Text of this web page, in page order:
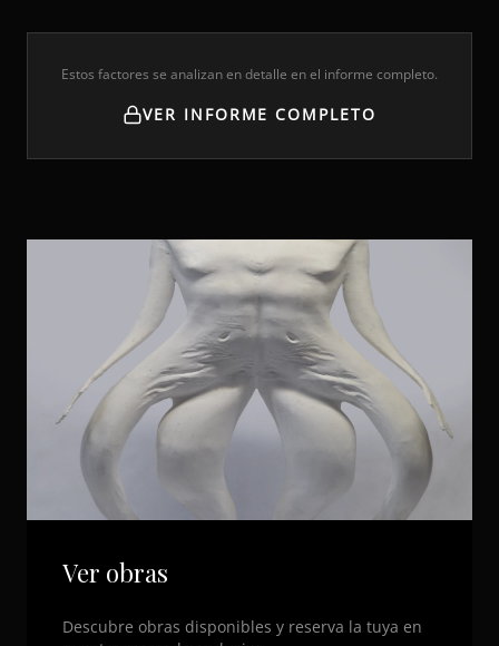
Estos factores se analizan en detalle en el informe completo.
VER INFORME COMPLETO
Ver obras
Descubre obras disponibles y reserva la tuya en